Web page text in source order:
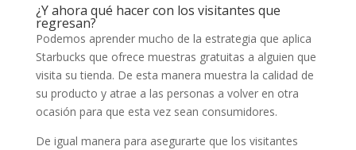
¿Y ahora qué hacer con los visitantes que
regresan?
Podemos aprender mucho de la estrategia que aplica
Starbucks que ofrece muestras gratuitas a alguien que
visita su tienda. De esta manera muestra la calidad de
su producto y atrae a las personas a volver en otra
ocasión para que esta vez sean consumidores.
De igual manera para asegurarte que los visitantes